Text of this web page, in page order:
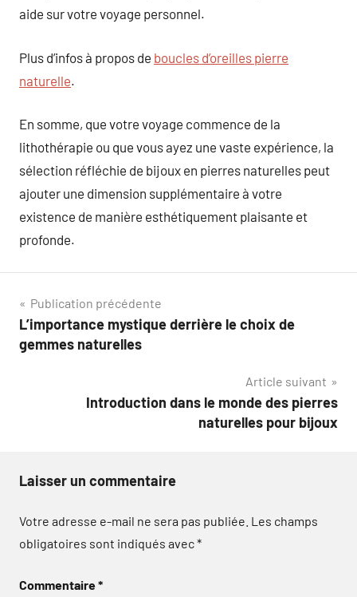
aide sur votre voyage personnel.
Plus d’infos à propos de boucles d’oreilles pierre
naturelle.
En somme, que votre voyage commence de la
lithothérapie ou que vous ayez une vaste expérience, la
sélection réfléchie de bijoux en pierres naturelles peut
ajouter une dimension supplémentaire à votre
existence de manière esthétiquement plaisante et
profonde.
Navigation
de
Publication précédente
L’importance mystique derrière le choix de
gemmes naturelles
Article suivant
Introduction dans le monde des pierres
naturelles pour bijoux
Laisser un commentaire
Votre adresse e-mail ne sera pas publiée. Les champs
obligatoires sont indiqués avec*
Commentaire*